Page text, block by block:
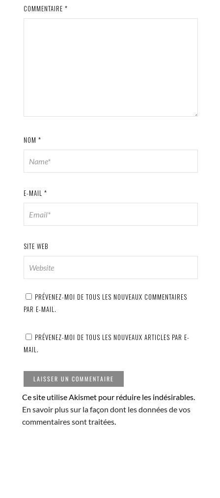
COMMENTAIRE *
NOM *
E-MAIL *
SITE WEB
PRÉVENEZ-MOI DE TOUS LES NOUVEAUX COMMENTAIRES
PAR E-MAIL.
PRÉVENEZ-MOI DE TOUS LES NOUVEAUX ARTICLES PAR E-
MAIL.
Ce site utilise Akismet pour réduire les indésirables.
En savoir plus sur la façon dont les données de vos
commentaires sont traitées